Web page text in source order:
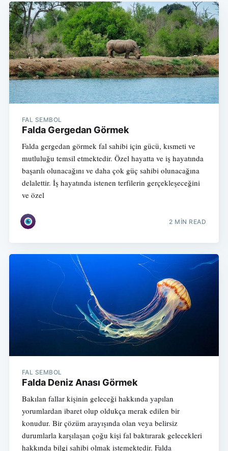
FAL SEMBOL
Falda Gergedan Görmek
Falda gergedan görmek fal sahibi için gücü, kısmeti ve
mutluluğu temsil etmektedir. Özel hayatta ve iş hayatında
başarılı olunacağını ve daha çok güç sahibi olunacağına
delalettir. İş hayatında istenen terfilerin gerçekleşeceğini
ve özel
2 MIN READ
FAL SEMBOL
Falda Deniz Anası Görmek
Bakılan fallar kişinin geleceği hakkında yapılan
yorumlardan ibaret olup oldukça merak edilen bir
konudur. Bir çözüm arayışında olan veya belirsiz
durumlarla karşılaşan çoğu kişi fal baktırarak gelecekleri
hakkında bilgi sahibi olmak istemektedir. Falda